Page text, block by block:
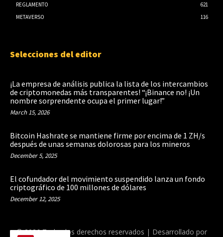
REGLAMENTO
621
METAVERSO
116
Selecciones del editor
¡La empresa de análisis publica la lista de los intercambios
de criptomonedas más transparentes! “¡Binance no! ¡Un
nombre sorprendente ocupa el primer lugar!”
March 15, 2026
Bitcoin Hashrate se mantiene firme por encima de 1 ZH/s
después de unas semanas dolorosas para los mineros
December 5, 2025
El cofundador del movimiento suspendido lanza un fondo
criptográfico de 100 millones de dólares
December 12, 2025
© 2026 Todos los derechos reservados | Desarrollado por